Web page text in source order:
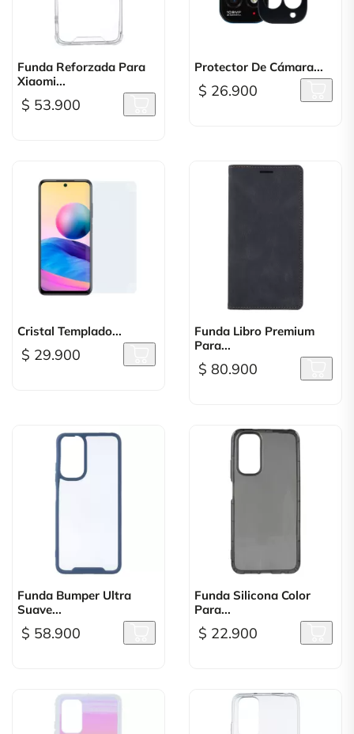
Funda Reforzada Para
Xiaomi...
$ 53.900
Protector De Cámara...
$ 26.900
Cristal Templado...
$ 29.900
Funda Libro Premium
Para...
$ 80.900
Funda Bumper Ultra
Suave...
$ 58.900
Funda Silicona Color
Para...
$ 22.900